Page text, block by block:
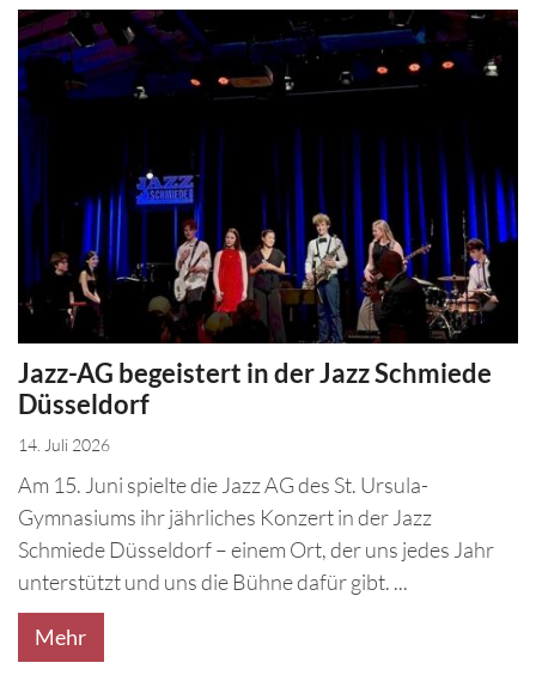
Jazz-AG begeistert in der Jazz Schmiede
Düsseldorf
14. Juli 2026
Am 15. Juni spielte die Jazz AG des St. Ursula-
Gymnasiums ihr jährliches Konzert in der Jazz
Schmiede Düsseldorf – einem Ort, der uns jedes Jahr
unterstützt und uns die Bühne dafür gibt. ...
Mehr